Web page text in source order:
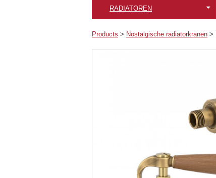
RADIATOREN
Alle Laurens Radiatoren
Puur Elektrische radiatoren
TOP Designradiatoren
Products > Nostalgische radiatorkranen >